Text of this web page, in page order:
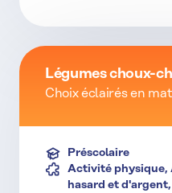
Légumes choux-
Choix éclairés en
Préscolaire
Activité physique,
hasard et